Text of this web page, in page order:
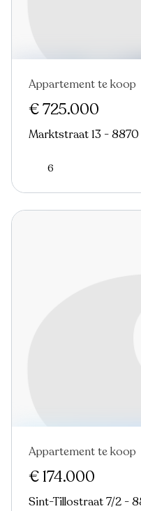
Appartement te koop
€ 725.000
Marktstraat 13 - 8870
6
In optie
Appartement te koop
€ 174.000
Sint-Tillostraat 7/2 -